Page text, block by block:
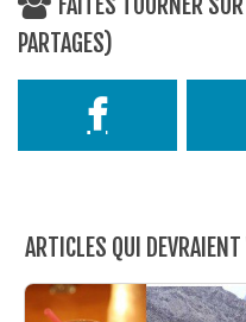
PARTAGES)
ARTICLES QUI